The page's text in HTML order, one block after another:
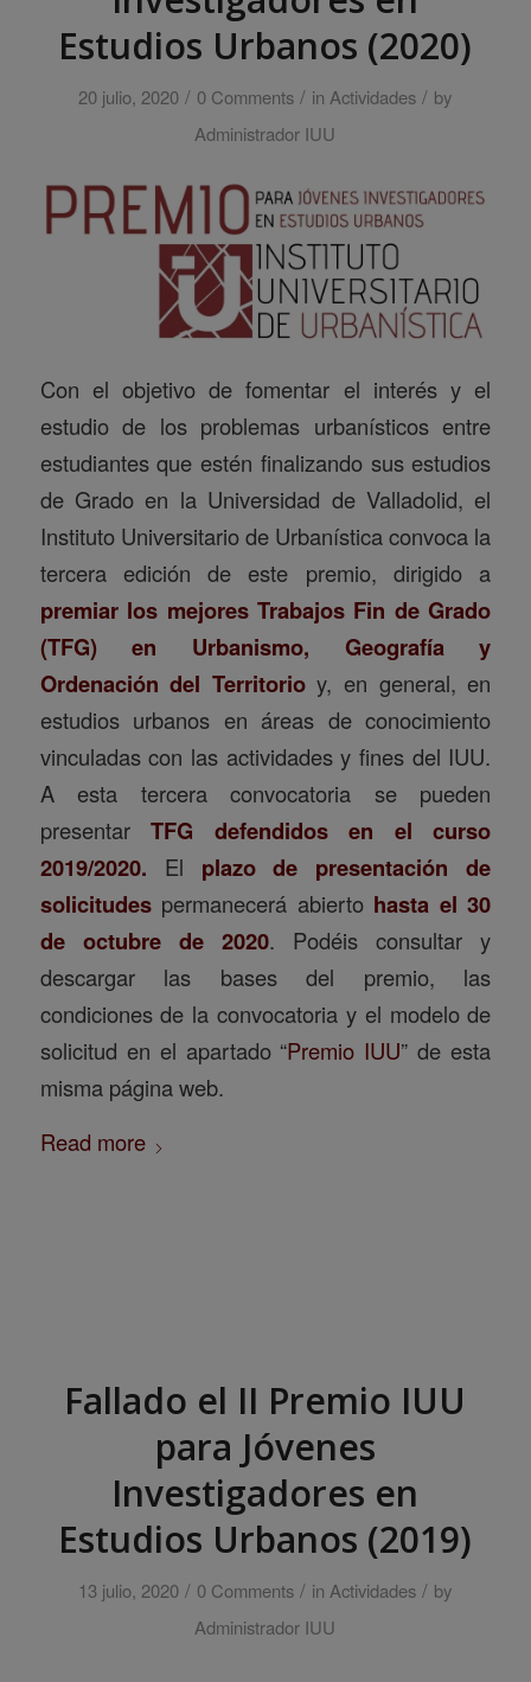
Estudios Urbanos (2020)
20 julio, 2020 / 0 Comments / inActividades / by
Administrador IUU
Con el objetivo de fomentar el interés y el
estudio de los problemas urbanísticos entre
estudiantes que estén finalizando sus estudios
de Grado en la Universidad de Valladolid, el
Instituto Universitario de Urbanística convoca la
tercera edición de este premio, dirigido a
premiar los mejores Trabajos Fin de Grado
(TFG) en Urbanismo, Geografía y
Ordenación del Territorioy, en general, en
estudios urbanos en áreas de conocimiento
vinculadas con las actividades y fines del IUU.
A esta tercera convocatoria se pueden
presentarTFG defendidos en el curso
2019/2020. El plazo de presentación de
solicitudespermanecerá abierto hasta el 30
de octubre de 2020. Podéis consultar y
descargar las bases del premio, las
condiciones de la convocatoria y el modelo de
solicitud en el apartado “Premio IUU” de esta
misma página web.
Read more
Fallado el II Premio IUU
para Jóvenes
Investigadores en
Estudios Urbanos (2019)
13 julio, 2020 / 0 Comments / in Actividades / by
Administrador IUU